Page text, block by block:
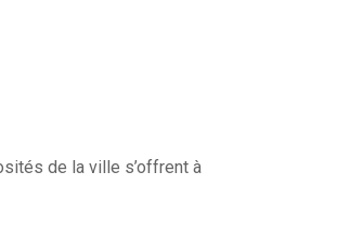
de la ville s’offrent à